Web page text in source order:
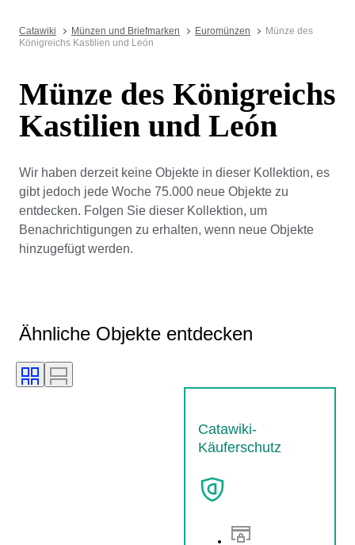
Catawiki Münzen und Briefmarken Euromünzen
Münze des
Königreichs Kastilien und León
Münze des Königreichs
Kastilien und León
Wir haben derzeit keine Objekte in dieser Kollektion, es
gibt jedoch jede Woche 75.000 neue Objekte zu
entdecken. Folgen Sie dieser Kollektion, um
Benachrichtigungen zu erhalten, wenn neue Objekte
hinzugefügt werden.
Ähnliche Objekte entdecken
Catawiki-
Käuferschutz